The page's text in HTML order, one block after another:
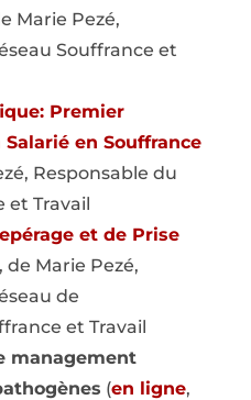
Marie Pezé,
Souffrance et
Premier
en Souffrance
Responsable du
et Travail
et de Prise
Marie Pezé,
de
et Travail
management
(en ligne,